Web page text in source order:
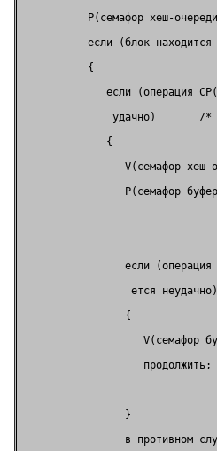
если (блок
если (операция
удачно)
P(семафор
если
в противном